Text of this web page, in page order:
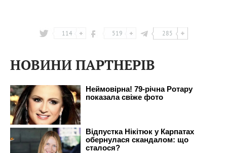
114 519 285
НОВИНИ ПАРТНЕРІВ